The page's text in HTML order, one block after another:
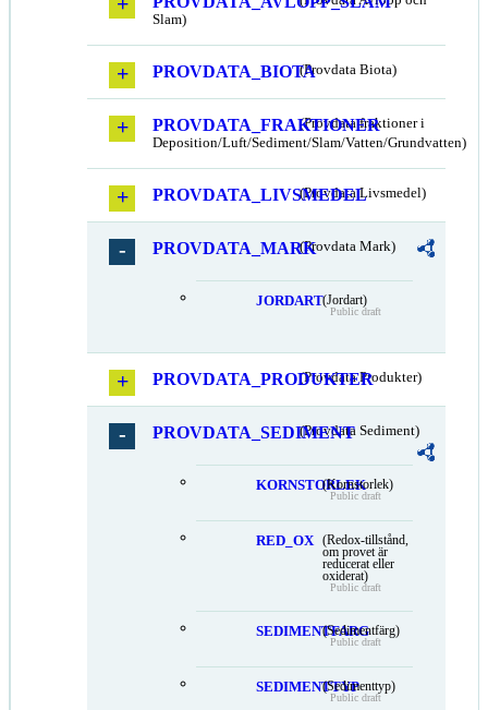
Slam)
PROVDATA_BIOTA(Provdata Biota)
PROVDATA_FRAKTIONER
(Provdata fraktioner i
Deposition/Luft/Sediment/Slam/Vatten/Grundvatten)
PROVDATA_LIVSMEDEL
(Provdata Livsmedel)
PROVDATA_MARK(Provdata Mark)
JORDART(Jordart)
Public draft
PROVDATA_PRODUKTER
(Provdata Produkter)
PROVDATA_SEDIMENT(Provdata Sediment)
KORNSTORLEK
(Kornstorlek)
Public draft
RED_OX
(Redox-tillstånd,
om provet är
reducerat eller
oxiderat)
Public draft
SEDIMENTFARG
(Sedimentfärg)
Public draft
SEDIMENTTYP(Sedimenttyp)
Public draft